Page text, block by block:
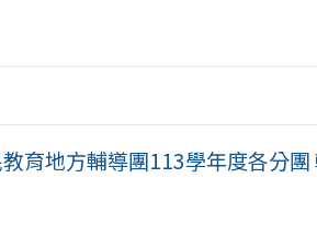
教育地方輔導團113學年度各分